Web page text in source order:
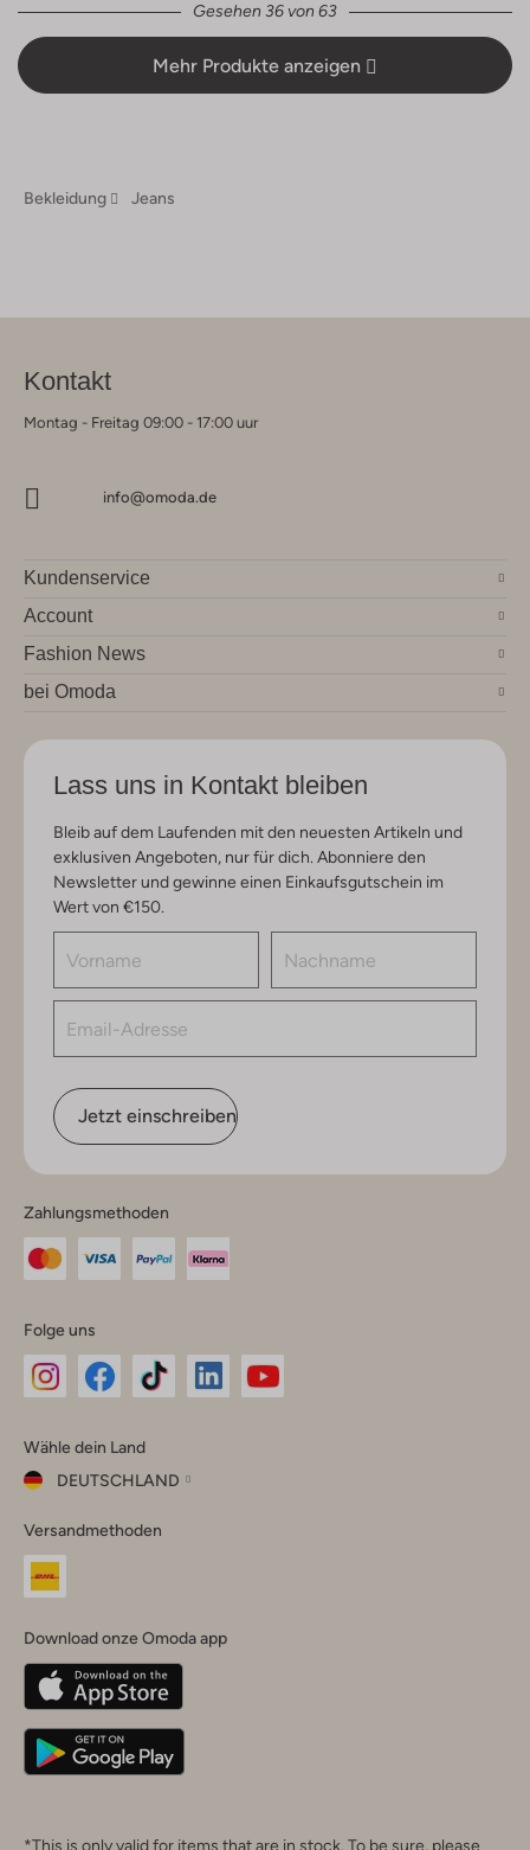
Gesehen 36 von 63
Mehr Produkte anzeigen
Bekleidung Jeans
Kontakt
Montag - Freitag 09:00 - 17:00 uur
info@omoda.de
Kundenservice
Account
Fashion News
bei Omoda
Lass uns in Kontakt bleiben
Bleib auf dem Laufenden mit den neuesten Artikeln und
exklusiven Angeboten, nur für dich. Abonniere den
Newsletter und gewinne einen Einkaufsgutschein im
Wert von €150.
Jetzt einschreiben
Zahlungsmethoden
Folge uns
Instagram
Facebook
TikTok
Wähle dein Land
DEUTSCHLAND
dein
Land
Belgique(Français)
Deutschland
Versandmethoden
Download onze Omoda app
*This is only valid for items that are in stock. To be sure, please